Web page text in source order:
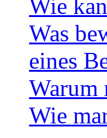
Wie
Was
eines
Warum
Wie